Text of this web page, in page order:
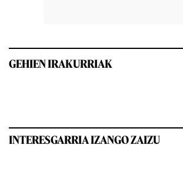
GEHIEN IRAKURRIAK
INTERESGARRIA IZANGO ZAIZU